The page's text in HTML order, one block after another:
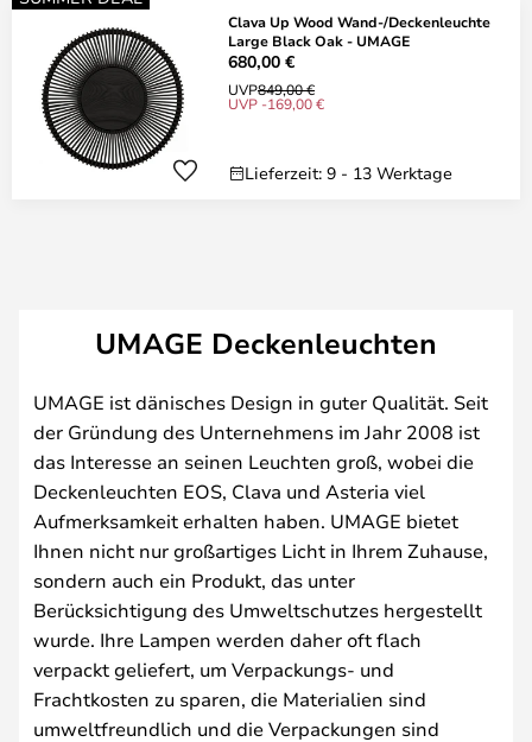
Clava Up Wood Wand-/Deckenleuchte
Large Black Oak - UMAGE
680,00 €
UVP849,00 €
UVP -169,00 €
Lieferzeit: 9 - 13 Werktage
UMAGE Deckenleuchten
UMAGE ist dänisches Design in guter Qualität. Seit
der Gründung des Unternehmens im Jahr 2008 ist
das Interesse an seinen Leuchten groß, wobei die
Deckenleuchten EOS, Clava und Asteria viel
Aufmerksamkeit erhalten haben. UMAGE bietet
Ihnen nicht nur großartiges Licht in Ihrem Zuhause,
sondern auch ein Produkt, das unter
Berücksichtigung des Umweltschutzes hergestellt
wurde. Ihre Lampen werden daher oft flach
verpackt geliefert, um Verpackungs- und
Frachtkosten zu sparen, die Materialien sind
umweltfreundlich und die Verpackungen sind